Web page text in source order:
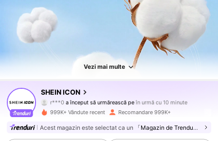
Vezi mai multe
SHEIN ICON
c***t navighează
4,84
1.8M Urmăritori
999K+ Vândute recent Recomandare 999K+
Acest magazin este selectat ca un 「Magazin de Trenduri」